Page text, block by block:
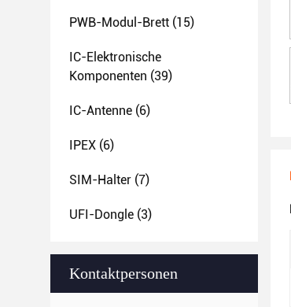
PWB-Modul-Brett (15)
IC-Elektronische
Komponenten (39)
IC-Antenne (6)
IPEX (6)
SIM-Halter (7)
UFI-Dongle (3)
Kontaktpersonen